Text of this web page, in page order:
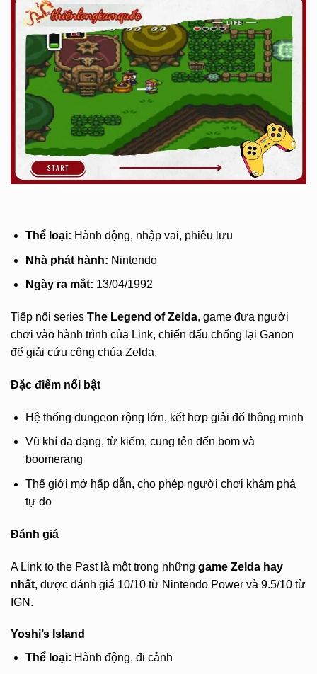
Thể loại: Hành động, nhập vai, phiêu lưu
Nhà phát hành: Nintendo
Ngày ra mắt: 13/04/1992
Tiếp nối series The Legend of Zelda, game đưa người
chơi vào hành trình của Link, chiến đấu chống lại Ganon
để giải cứu công chúa Zelda.
Đặc điểm nổi bật
Hệ thống dungeon rộng lớn, kết hợp giải đố thông minh
Vũ khí đa dạng, từ kiếm, cung tên đến bom và
boomerang
Thế giới mở hấp dẫn, cho phép người chơi khám phá
tự do
Đánh giá
A Link to the Past là một trong những game Zelda hay
nhất, được đánh giá 10/10 từ Nintendo Power và 9.5/10 từ
IGN.
Yoshi’s Island
Thể loại: Hành động, đi cảnh